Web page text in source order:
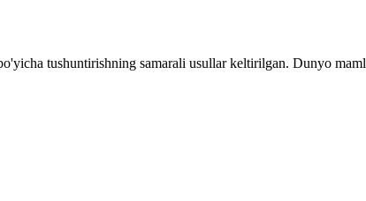
tushuntirishning samarali usullar keltirilgan. Dunyo